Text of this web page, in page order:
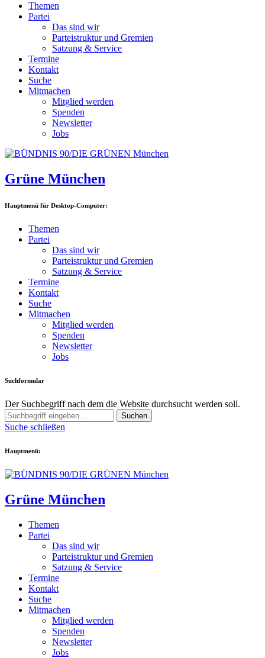
Themen
Partei
Das sind wir
Parteistruktur und Gremien
Satzung & Service
Termine
Kontakt
Suche
Mitmachen
Mitglied werden
Spenden
Newsletter
Jobs
Grüne München
Hauptmenü für Desktop-Computer:
Themen
Partei
Das sind wir
Parteistruktur und Gremien
Satzung & Service
Termine
Kontakt
Suche
Mitmachen
Mitglied werden
Spenden
Newsletter
Jobs
Suchformular
Der Suchbegriff nach dem die Website durchsucht werden soll.
Suchen
Suche schließen
Hauptmenü:
Grüne München
Themen
Partei
Das sind wir
Parteistruktur und Gremien
Satzung & Service
Termine
Kontakt
Suche
Mitmachen
Mitglied werden
Spenden
Newsletter
Jobs